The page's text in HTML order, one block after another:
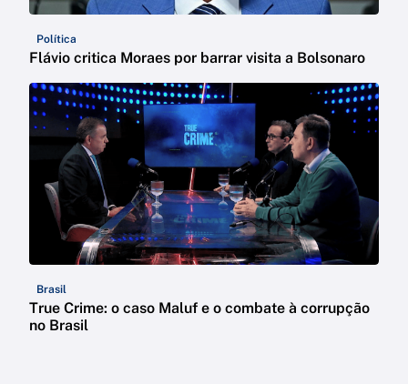
Política
Flávio critica Moraes por barrar visita a Bolsonaro
Brasil
True Crime: o caso Maluf e o combate à corrupção
no Brasil